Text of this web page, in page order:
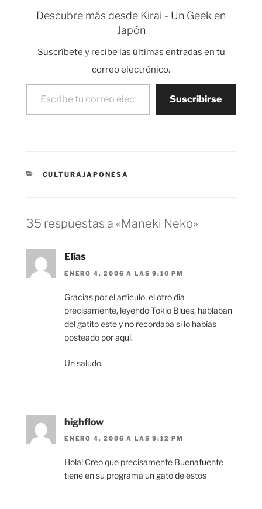
deportes en los
domingo me encontré
Descubre más desde Kirai - Un Geek en
Japón
Suscríbete y recibe las últimas entradas en tu
correo electrónico.
Escribe tu correo electrónico…
Suscribirse
CATEGORÍAS
CULTURAJAPONESA
35 respuestas a «Maneki Neko»
Elías
ENERO 4, 2006 A LAS 9:10 PM
Gracias por el artículo, el otro día
precisamente, leyendo Tokio Blues, hablaban
del gatito este y no recordaba si lo habías
posteado por aquí.
Un saludo.
highflow
ENERO 4, 2006 A LAS 9:12 PM
Hola! Creo que precisamente Buenafuente
tiene en su programa un gato de éstos